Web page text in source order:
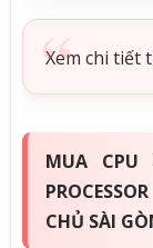
Xem chi tiết
MUA CPU
CHỦ SÀI